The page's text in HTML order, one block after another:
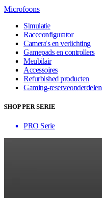
Microfoons
Simulatie
Raceconfigurator
Camera's en verlichting
Gamepads en controllers
Meubilair
Accessoires
Refurbished producten
Gaming-reserveonderdelen
SHOP PER SERIE
PRO Serie